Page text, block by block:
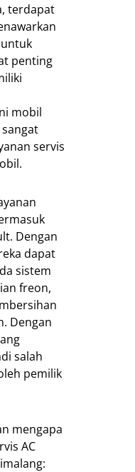
terdapat
penting
mobil
servis
Dengan
dapat
sistem
freon,
Dengan
salah
pemilik
mengapa
AC